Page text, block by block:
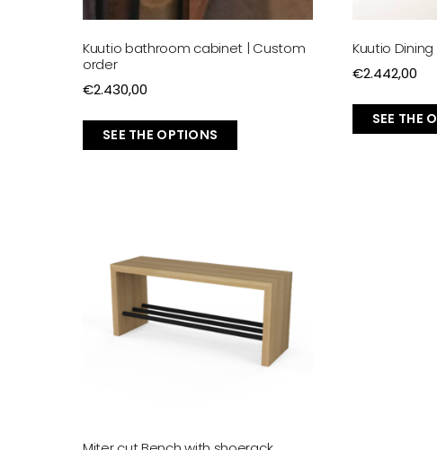
Kuutio bathroom cabinet | Custom
order
€2.430,00
SEE THE OPTIONS
Kuutio
€2.442,00
SEE THE